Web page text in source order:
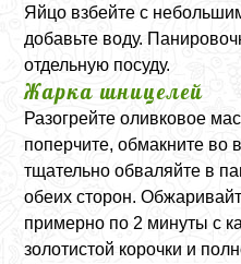
Яйцо взбейте с
добавьте воду.
отдельную посуду.
Жарка шницелей
Разогрейте оливковое
поперчите, обмакните во
тщательно обваляйте в
обеих сторон.
примерно по 2 минуты с
золотистой корочки и